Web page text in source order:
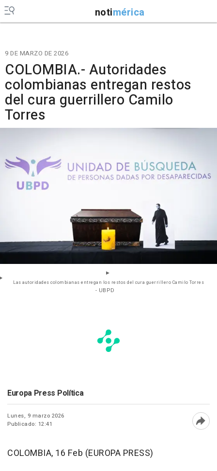
notimérica
9 DE MARZO DE 2026
COLOMBIA.- Autoridades
colombianas entregan restos
del cura guerrillero Camilo
Torres
Las autoridades colombianas entregan los restos del cura guerrillero Camilo Torres
- UBPD
Europa Press Política
Lunes, 9 marzo 2026
Publicado: 12:41
COLOMBIA, 16 Feb (EUROPA PRESS)